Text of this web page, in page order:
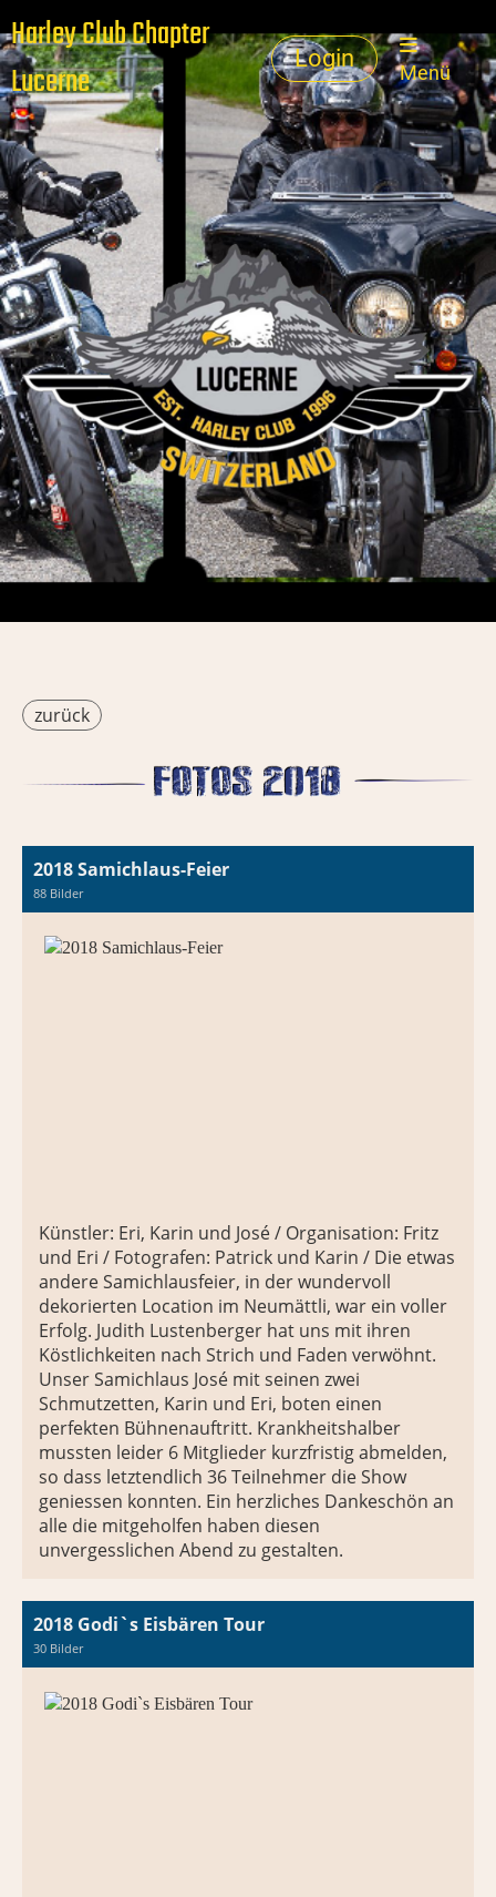
Harley Club Chapter
Lucerne
Login
Menü
zurück
2018 Samichlaus-Feier
88 Bilder
Künstler: Eri, Karin und José / Organisation: Fritz
und Eri / Fotografen: Patrick und Karin / Die etwas
andere Samichlausfeier, in der wundervoll
dekorierten Location im Neumättli, war ein voller
Erfolg. Judith Lustenberger hat uns mit ihren
Köstlichkeiten nach Strich und Faden verwöhnt.
Unser Samichlaus José mit seinen zwei
Schmutzetten, Karin und Eri, boten einen
perfekten Bühnenauftritt. Krankheitshalber
mussten leider 6 Mitglieder kurzfristig abmelden,
so dass letztendlich 36 Teilnehmer die Show
geniessen konnten. Ein herzliches Dankeschön an
alle die mitgeholfen haben diesen
unvergesslichen Abend zu gestalten.
2018 Godi`s Eisbären Tour
30 Bilder